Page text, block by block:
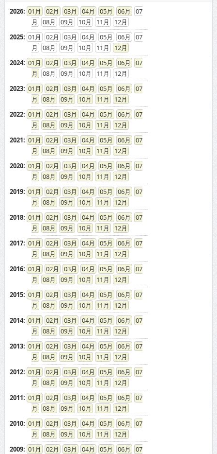
2026: 01 02 03 04 05 06
07
08
09 10 11
12
2025: 01 02 03 04 05 06
07
08
09 10 11
12
2024: 01 02 03 04 05 06
07
08
09 10 11
12
2023: 01 02 03 04 05 06
07
08
09 10 11
12
2022: 01 02 03 04 05 06
07
08
09 10 11
12
2021: 01 02 03 04 05 06
07
08
09 10 11
12
2020: 01 02 03 04 05 06
07
08
09 10 11
12
2019: 01 02 03 04 05 06
07
08
09 10 11
12
2018: 01 02 03 04 05 06
07
08
09 10 11
12
2017: 01 02 03 04 05 06
07
08
09 10 11
12
2016: 01 02 03 04 05 06
07
08
09 10 11
12
2015: 01 02 03 04 05 06
07
08
09 10 11
12
2014: 01 02 03 04 05 06
07
08
09 10 11
12
2013: 01 02 03 04 05 06
07
08
09 10 11
12
2012: 01 02 03 04 05 06
07
08
09 10 11
12
2011: 01 02 03 04 05 06
07
08
09 10 11
12
2010: 01 02 03 04 05 06
07
08
09 10 11
12
2009: 01 02 03 04 05 06
07